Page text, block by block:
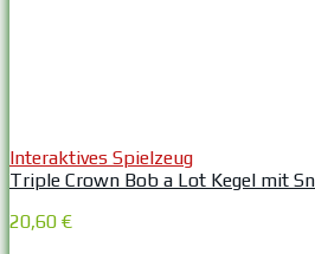
Interaktives Spielzeug
Triple Crown Bob a Lot Kegel mit
20,60 €